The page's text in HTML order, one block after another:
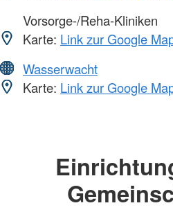
Vorsorge-/Reha-Kliniken
Karte: Link zur Google
Wasserwacht
Karte: Link zur Google